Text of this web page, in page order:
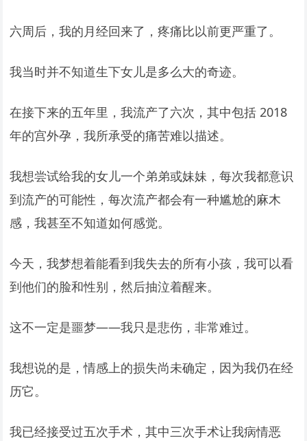
六周后，我的月经回来了，疼痛比以前更严重了。
我当时并不知道生下女儿是多么大的奇迹。
在接下来的五年里，我流产了六次，其中包括 2018
年的宫外孕，我所承受的痛苦难以描述。
我想尝试给我的女儿一个弟弟或妹妹，每次我都意识
到流产的可能性，每次流产都会有一种尴尬的麻木
感，我甚至不知道如何感觉。
今天，我梦想着能看到我失去的所有小孩，我可以看
到他们的脸和性别，然后抽泣着醒来。
这不一定是噩梦——我只是悲伤，非常难过。
我想说的是，情感上的损失尚未确定，因为我仍在经
历它。
我已经接受过五次手术，其中三次手术让我病情恶